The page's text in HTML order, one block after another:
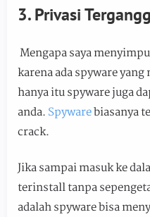
3. Privasi
Mengapa saya
karena ada spyware
hanya itu spyware juga
anda. Spywarebiasanya
crack.
Jika sampai masuk ke
terinstall tanpa
adalah spyware bisa